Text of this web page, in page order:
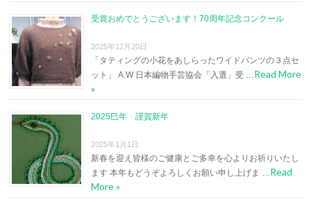
受賞おめでとうございます！70周年記念コンクール
2025年12月20日
「タティングの小花をあしらったワイドパンツの３点セ
ット」 A.W 日本編物手芸協会「入選」受 …Read More
»
2025巳年 謹賀新年
2025年1月1日
新春を迎え皆様のご健康とご多幸を心よりお祈りいたし
ます 本年もどうぞよろしくお願い申し上げま …Read
More »